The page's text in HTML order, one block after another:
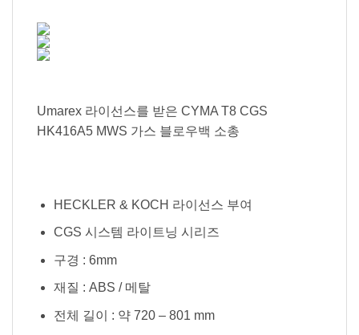
Umarex 라이선스를 받은 CYMA T8 CGS
HK416A5 MWS 가스 블로우백 소총
HECKLER & KOCH 라이선스 부여
CGS 시스템 라이트닝 시리즈
구경 : 6mm
재질 : ABS / 메탈
전체 길이 : 약 720 – 801 mm